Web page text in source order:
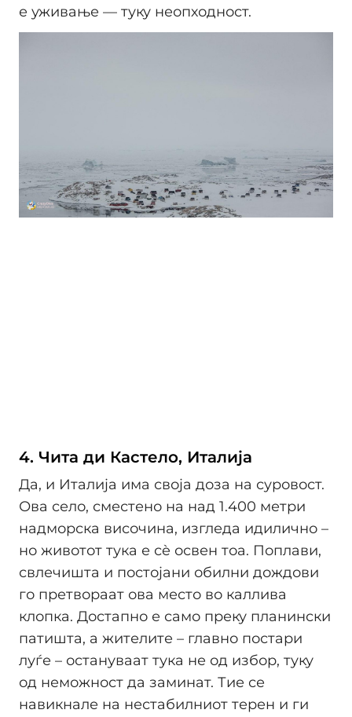
е уживање — туку неопходност.
4. Чита ди Кастело, Италија
Да, и Италија има своја доза на суровост.
Ова село, сместено на над 1.400 метри
надморска височина, изгледа идилично –
но животот тука е сè освен тоа. Поплави,
свлечишта и постојани обилни дождови
го претвораат ова место во каллива
клопка. Достапно е само преку планински
патишта, а жителите – главно постари
луѓе – остануваат тука не од избор, туку
од неможност да заминат. Тие се
навикнале на нестабилниот терен и ги